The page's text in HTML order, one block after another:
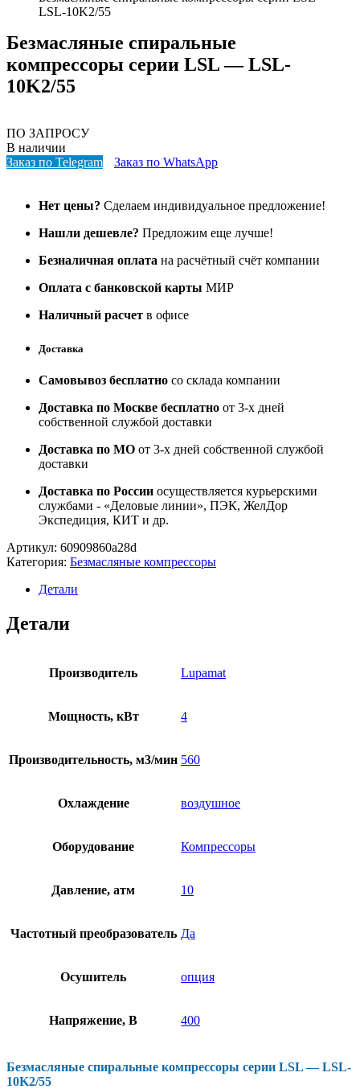
LSL-10K2/55
Безмасляные спиральные
компрессоры серии LSL — LSL-
10K2/55
ПО ЗАПРОСУ
В наличии
Заказ по Telegram
Заказ по WhatsApp
Нет цены? Сделаем индивидуальное предложение!
Нашли дешевле? Предложим еще лучше!
Безналичная оплата на расчётный счёт компании
Оплата с банковской карты МИР
Наличный расчет в офисе
Доставка
Самовывоз бесплатно со склада компании
Доставка по Москве бесплатно от 3-х дней
собственной службой доставки
Доставка по МО от 3-х дней собственной службой
доставки
Доставка по России осуществляется курьерскими
службами - «Деловые линии», ПЭК, ЖелДор
Экспедиция, КИТ и др.
Артикул: 60909860a28d
Категория: Безмасляные компрессоры
Детали
Детали
Производитель Lupamat
Мощность, кВт 4
Производительность, м3/мин 560
Охлаждение воздушное
Оборудование Компрессоры
Давление, атм 10
Частотный преобразователь Да
Осушитель опция
Напряжение, В 400
Безмасляные спиральные компрессоры серии LSL — LSL-
10K2/55